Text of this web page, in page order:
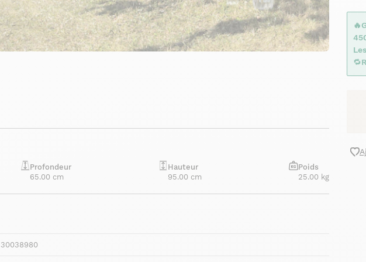
🔁
Profondeur
65.00 cm
Hauteur
95.00 cm
Poids
25.00 kg
30038980